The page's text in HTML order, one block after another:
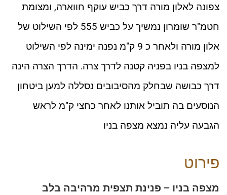
צפונה לאלון מורה דרך כביש עוקף חווארה, ומצומת
חטמ"ר שומרון נמשיך על כביש 555 לפי השילוט של
אלון מורה ולאחר כ 9 ק"מ נפנה ימינה לפי השילוט
למצפה בניו בפניה קטנה לדרך צרה. הדרך הצרה הינה
דרך כבושה שבחלק מהסיבובים נסללה למען ביטחון
הנוסעים בה תוביל אותנו לאחר כחצי ק"מ לראש
הגבעה עליה נמצא מצפה בניו
פירוט
מצפה בניו – פנינת תצפית מרהיבה בלב